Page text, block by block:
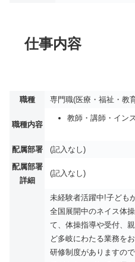
仕事内容
職種 専門職(医療・福祉・教
職種内容
教師・講師・イン
配属部署
(記入なし)
配属部署
詳細
(記入なし)
未経験者活躍中!子ども
全国展開中のネイス体
て、体操指導や受付、
ど多岐にわたる業務をお
研修制度がありますの